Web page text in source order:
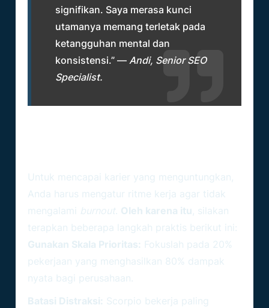
signifikan. Saya merasa kunci
utamanya memang terletak pada
ketangguhan mental dan
konsistensi.” —Andi, Senior SEO
Specialist.
Untuk mencapai karier yang menguntungkan,
Anda harus mengatur ritme kerja agar tidak
mengalami burnout. Oleh karena itu, silakan
terapkan beberapa langkah praktis berikut ini:
Gunakan Skala Prioritas: Fokuslah pada 20%
pekerjaan yang menghasilkan 80% dampak
nyata bagi perusahaan.
Batasi Distraksi: Scorpio bekerja paling